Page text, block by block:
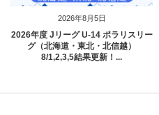
2026年8月5日
2026年度 Jリーグ U-14 ポラリスリー
グ（北海道・東北・北信越）
8/1,2,3,5結果更新！...